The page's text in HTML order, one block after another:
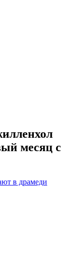
месяц с
в драмеди